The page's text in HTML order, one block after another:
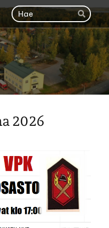
Haku
Hae
VPK
2026